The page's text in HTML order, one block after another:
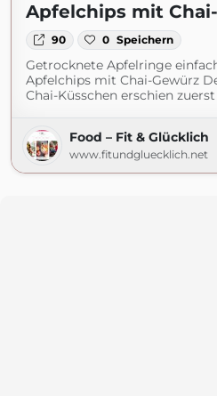
Apfelchips mit
90 0 Speichern
Getrocknete Apfelringe
Apfelchips mit Chai-Gewürz
Chai-Küsschen erschien
Food – Fit & Glücklich
www.fitundgluecklich.net